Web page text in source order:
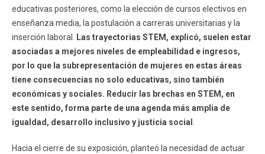
educativas posteriores, como la elección de cursos electivos en
enseñanza media, la postulación a carreras universitarias y la
inserción laboral.
Las trayectorias STEM, explicó, suelen estar
asociadas a mejores niveles de empleabilidad e ingresos,
por lo que la subrepresentación de mujeres en estas áreas
tiene consecuencias no solo educativas, sino también
económicas y sociales. Reducir las brechas en STEM, en
este sentido, forma parte de una agenda más amplia de
igualdad, desarrollo inclusivo y justicia social
Hacia el cierre de su exposición, planteó la necesidad de actuar